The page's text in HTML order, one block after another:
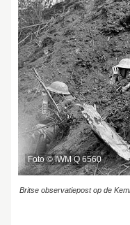
Foto © IWM Q 6560
Britse observatiepost op de